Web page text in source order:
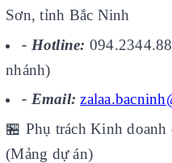
Sơn, tỉnh Bắc Ninh
- Hotline:
nhánh)
- Email:
🏪 Phụ trách Kinh
(Mảng dự án)